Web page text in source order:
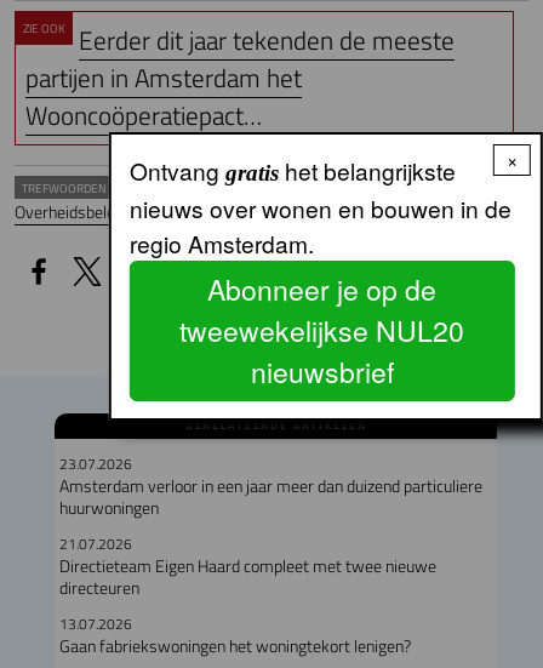
ZIE OOK
Eerder dit jaar tekenden de meeste
partijen in Amsterdam het
Wooncoöperatiepact…
TREFWOORDEN
Overheidsbeleid Landelijk WOONBELEID Wooncoöperatie
GERELATEERDE ARTIKELEN
23.07.2026
Amsterdam verloor in een jaar meer dan duizend particuliere
huurwoningen
21.07.2026
Directieteam Eigen Haard compleet met twee nieuwe
directeuren
13.07.2026
Gaan fabriekswoningen het woningtekort lenigen?
×
Ontvang gratishet belangrijkste
nieuws over wonen en bouwen in de
regio Amsterdam.
Abonneer je op de
tweewekelijkse NUL20
nieuwsbrief